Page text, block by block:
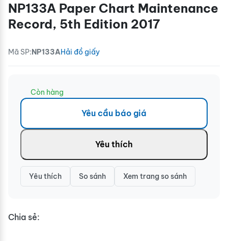
NP133A Paper Chart Maintenance
Record, 5th Edition 2017
Mã SP:NP133AHải đồ giấy
Còn hàng
Yêu cầu báo giá
Yêu thích
Yêu thích So sánh Xem trang so sánh
Chia sẻ: